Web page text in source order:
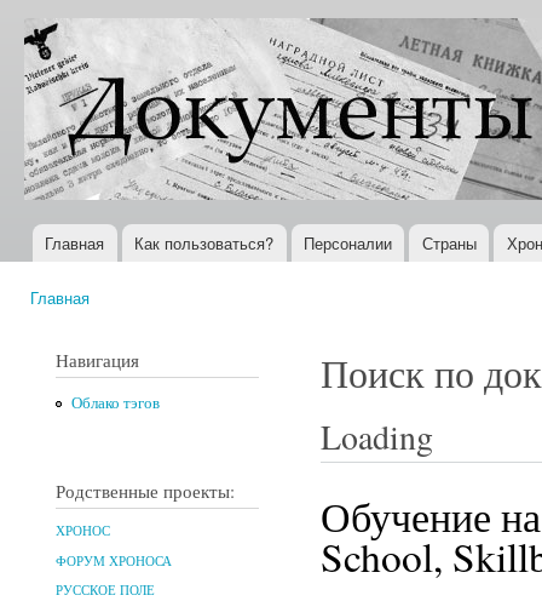
Документы
XX века
Всемирная
история в
Интернете
Главное меню
Главная Как пользоваться? Персоналии Страны
Главная
Навигация
Облако тэгов
Родственные проекты:
ХРОНОС
ФОРУМ ХРОНОСА
РУССКОЕ ПОЛЕ
Поиск по
Loading
Обучение
School,